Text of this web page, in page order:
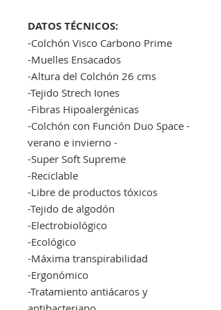
DATOS TÉCNICOS:
-Colchón Visco Carbono Prime
-Muelles Ensacados
-Altura del Colchón 26 cms
-Tejido Strech Iones
-Fibras Hipoalergénicas
-Colchón con Función Duo Space -
verano e invierno -
-Super Soft Supreme
-Reciclable
-Libre de productos tóxicos
-Tejido de algodón
-Electrobiológico
-Ecológico
-Máxima transpirabilidad
-Ergonómico
-Tratamiento antiácaros y